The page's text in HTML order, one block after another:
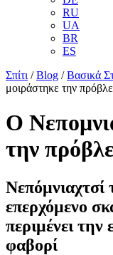
RU
UA
BR
ES
Σπίτι /Blog /Βασικά
μοιράστηκε την
Ο
την
Νεπόμνιαχτσί
επερχόμενο
περιμένει την
φαβορί